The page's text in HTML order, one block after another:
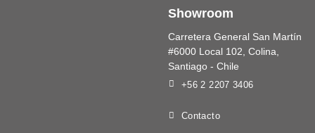
Showroom
Carretera General San Martín
#6000 Local 102, Colina,
Santiago - Chile
+56 2 2207 3406
Contacto